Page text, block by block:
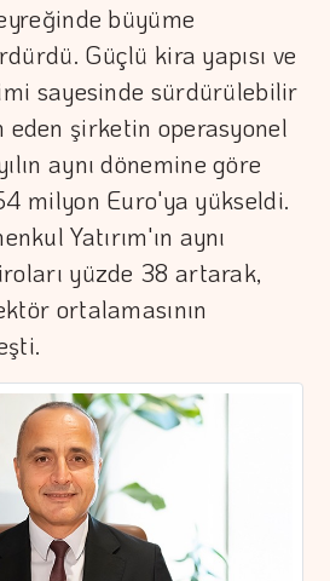
büyüme
Güçlü kira yapısı ve
sayesinde sürdürülebilir
eden şirketin operasyonel
aynı dönemine göre
milyon Euro'ya yükseldi.
Yatırım'ın aynı
yüzde 38 artarak,
ortalamasının